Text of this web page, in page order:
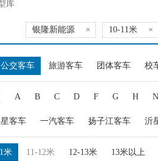
库
银隆新能源 × 10-11米 ×
公交客车 旅游客车 团体客车 校
A B C D F G H N
客车 一汽客车 扬子江客车 沂
米 11-12米 12-13米 13米以上